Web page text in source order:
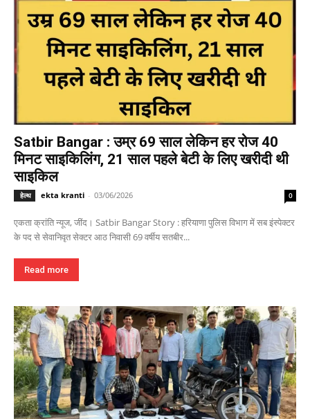
Satbir Bangar : उम्र 69 साल लेकिन हर रोज 40
मिनट साइकिलिंग, 21 साल पहले बेटी के लिए खरीदी थी
साइकिल
हेल्थ ekta kranti - 03/06/2026 0
एकता क्रांति न्यूज, जींद। Satbir Bangar Story : हरियाणा पुलिस विभाग में सब इंस्पेक्टर
के पद से सेवानिवृत सेक्टर आठ निवासी 69 वर्षीय सतबीर...
Read more